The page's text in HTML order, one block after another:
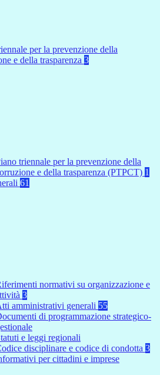
per la prevenzione della
e della trasparenza 3
triennale per la prevenzione della
e della trasparenza (PTPCT) 1
61
normativi su organizzazione e
3
amministrativi generali 55
di programmazione strategico-
e leggi regionali
disciplinare e codice di condotta 3
per cittadini e imprese